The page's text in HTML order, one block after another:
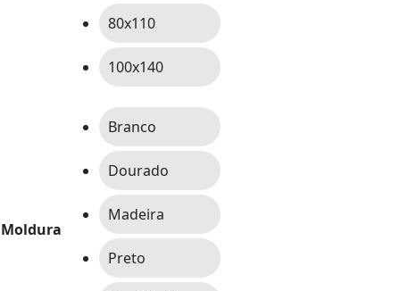
80x110
100x140
Moldura
Branco
Dourado
Madeira
Preto